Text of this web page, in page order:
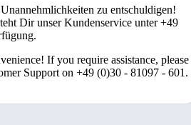
zu entschuldigen!
Dir unser Kundenservice unter +49
If you require assistance, please
Support on +49 (0)30 - 81097 - 601.